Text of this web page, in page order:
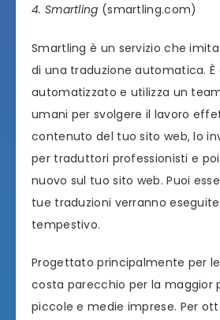
4. Smartling (smartling.com)
Smartling è un servizio che
di una traduzione automatica.
automatizzato e utilizza un
umani per svolgere il lavoro
contenuto del tuo sito web, lo
per traduttori professionisti e
nuovo sul tuo sito web. Puoi
tue traduzioni verranno
tempestivo.
Progettato principalmente per le
costa parecchio per la maggior
piccole e medie imprese. Per